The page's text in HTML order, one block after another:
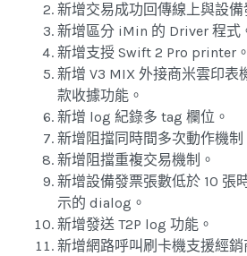
新增交易成功回傳線上與設備
新增區分 iMin 的 Driver 程式
新增支授 Swift 2 Pro printer。
新增 V3 MIX 外接商米雲印表
款收據功能。
新增 log 紀錄多 tag 欄位。
新增阻擋同時間多次動作機制
新增阻擋重複交易機制。
新增設備發票張數低於 10 張
示的 dialog。
新增發送 T2P log 功能。
新增網路呼叫刷卡機支援經銷